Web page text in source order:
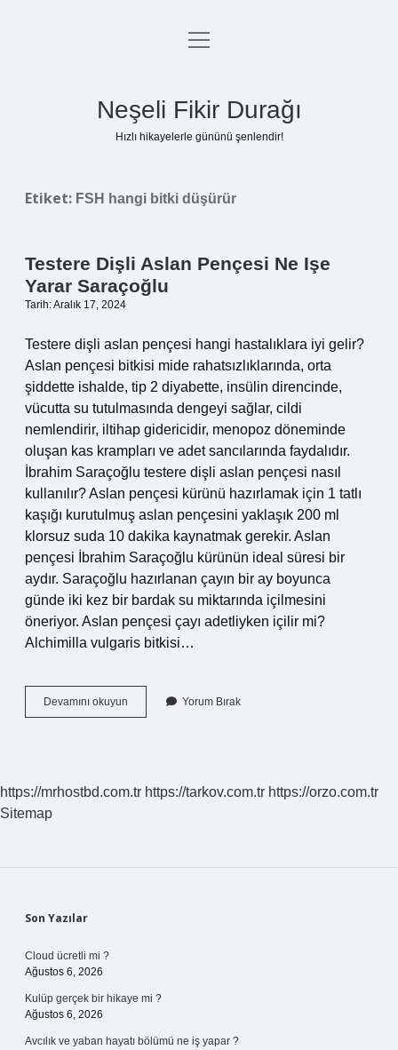
Anasayfa
menüyü
Neşeli Fikir Durağı
Hızlı hikayelerle gününü şenlendir!
Etiket: FSH hangi bitki düşürür
Testere Dişli Aslan Pençesi Ne Işe
Yarar Saraçoğlu
Tarih: Aralık 17, 2024
Testere dişli aslan pençesi hangi hastalıklara iyi gelir?
Aslan pençesi bitkisi mide rahatsızlıklarında, orta
şiddette ishalde, tip 2 diyabette, insülin direncinde,
vücutta su tutulmasında dengeyi sağlar, cildi
nemlendirir, iltihap gidericidir, menopoz döneminde
oluşan kas krampları ve adet sancılarında faydalıdır.
İbrahim Saraçoğlu testere dişli aslan pençesi nasıl
kullanılır? Aslan pençesi kürünü hazırlamak için 1 tatlı
kaşığı kurutulmuş aslan pençesini yaklaşık 200 ml
klorsuz suda 10 dakika kaynatmak gerekir. Aslan
pençesi İbrahim Saraçoğlu kürünün ideal süresi bir
aydır. Saraçoğlu hazırlanan çayın bir ay boyunca
günde iki kez bir bardak su miktarında içilmesini
öneriyor. Aslan pençesi çayı adetliyken içilir mi?
Alchimilla vulgaris bitkisi…
Devamını okuyun
Dişli
Yarar
Yorum Bırak
https://mrhostbd.com.tr https://tarkov.com.tr https://orzo.com.tr
Sitemap
Sidebar
Son Yazılar
Cloud ücretli mi ?
Ağustos 6, 2026
Kulüp gerçek bir hikaye mi ?
Ağustos 6, 2026
Avcılık ve yaban hayatı bölümü ne iş yapar ?